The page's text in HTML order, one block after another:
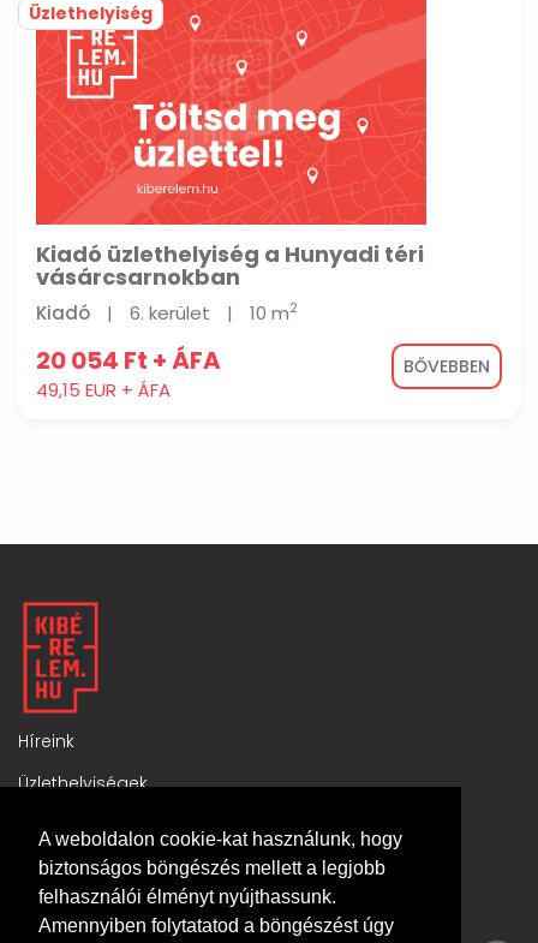
A weboldalon cookie-kat használunk, hogy
biztonságos böngészés mellett a legjobb
felhasználói élményt nyújthassunk.
Amennyiben folytatatod a böngészést úgy
Üzlethelyiség
Kiadó üzlethelyiség a Hunyadi téri
vásárcsarnokban
Kiadó | 6. kerület | 10 m2
20 054 Ft + ÁFA
49,15 EUR + ÁFA
BŐVEBBEN
Híreink
Üzlethelyiségek
Általános szerződési feltételek
Adatvédelmi tájékoztató